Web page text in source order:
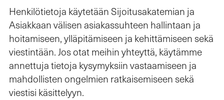
Henkilötietoja käytetään Sijoitusakatemian ja
Asiakkaan välisen asiakassuhteen hallintaan ja
hoitamiseen, ylläpitämiseen ja kehittämiseen sekä
viestintään. Jos otat meihin yhteyttä, käytämme
annettuja tietoja kysymyksiin vastaamiseen ja
mahdollisten ongelmien ratkaisemiseen sekä
viestisi käsittelyyn.